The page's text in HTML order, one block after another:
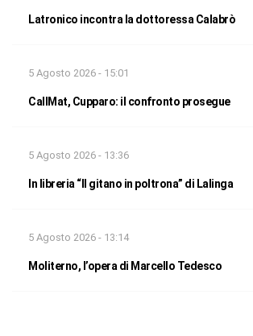
Latronico incontra la dottoressa Calabrò
5 Agosto 2026 - 15:01
CallMat, Cupparo: il confronto prosegue
5 Agosto 2026 - 13:36
In libreria “Il gitano in poltrona” di Lalinga
5 Agosto 2026 - 13:14
Moliterno, l’opera di Marcello Tedesco